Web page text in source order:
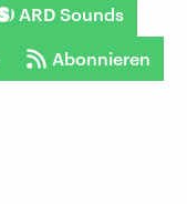
ARD Sounds
Abonnieren